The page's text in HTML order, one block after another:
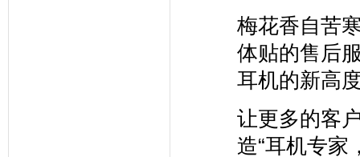
梅花香自苦
体贴的售后
耳机的新高
让更多的客
造“耳机专家